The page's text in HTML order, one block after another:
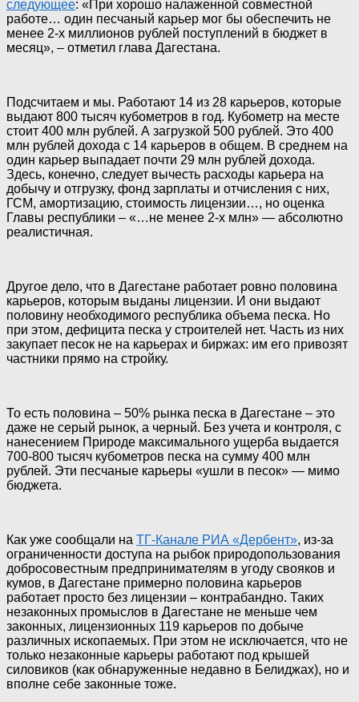
следующее: «При хорошо налаженной совместной
работе… один песчаный карьер мог бы обеспечить не
менее 2-х миллионов рублей поступлений в бюджет в
месяц», – отметил глава Дагестана.
Подсчитаем и мы. Работают 14 из 28 карьеров, которые
выдают 800 тысяч кубометров в год. Кубометр на месте
стоит 400 млн рублей. А загрузкой 500 рублей. Это 400
млн рублей дохода с 14 карьеров в общем. В среднем на
один карьер выпадает почти 29 млн рублей дохода.
Здесь, конечно, следует вычесть расходы карьера на
добычу и отгрузку, фонд зарплаты и отчисления с них,
ГСМ, амортизацию, стоимость лицензии…, но оценка
Главы республики – «…не менее 2-х млн» — абсолютно
реалистичная.
Другое дело, что в Дагестане работает ровно половина
карьеров, которым выданы лицензии. И они выдают
половину необходимого республика объема песка. Но
при этом, дефицита песка у строителей нет. Часть из них
закупает песок не на карьерах и биржах: им его привозят
частники прямо на стройку.
То есть половина – 50% рынка песка в Дагестане – это
даже не серый рынок, а черный. Без учета и контроля, с
нанесением Природе максимального ущерба выдается
700-800 тысяч кубометров песка на сумму 400 млн
рублей. Эти песчаные карьеры «ушли в песок» — мимо
бюджета.
Как уже сообщали на ТГ-Канале РИА «Дербент», из-за
ограниченности доступа на рыбок природопользования
добросовестным предпринимателям в угоду свояков и
кумов, в Дагестане примерно половина карьеров
работает просто без лицензии – контрабандно. Таких
незаконных промыслов в Дагестане не меньше чем
законных, лицензионных 119 карьеров по добыче
различных ископаемых. При этом не исключается, что не
только незаконные карьеры работают под крышей
силовиков (как обнаруженные недавно в Белиджах), но и
вполне себе законные тоже.